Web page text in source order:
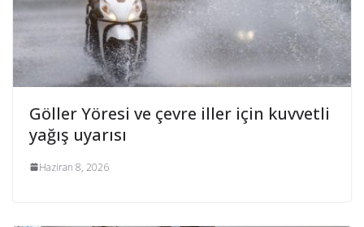
Göller Yöresi ve çevre iller için kuvvetli
yağış uyarısı
Haziran 8, 2026